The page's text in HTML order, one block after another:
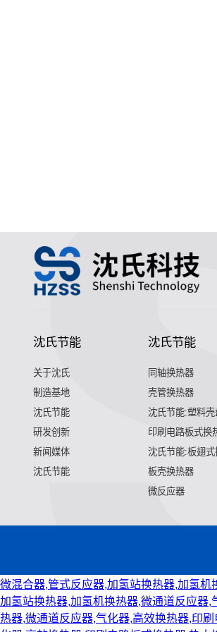
沈氏节能
关于沈氏
制造基地
沈氏节能
研发创新
新闻媒体
沈氏节能
沈氏节能
同轴换热器
壳管换热器
沈氏节能:塑料
印刷电路板式换
沈氏节能:板翅
板壳换热器
微反应器
微混合器,管式反应器,加氢站换热器,加氢
加氢站换热器,加氢机换热器,微通道反应器
热器,微通道反应器,气化器,高效换热器,印